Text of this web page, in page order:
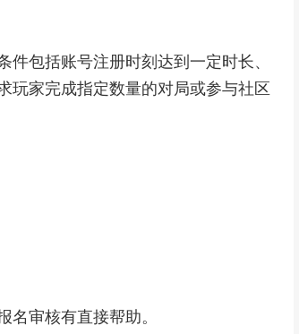
包括账号注册时刻达到一定时长、
玩家完成指定数量的对局或参与社区
审核有直接帮助。